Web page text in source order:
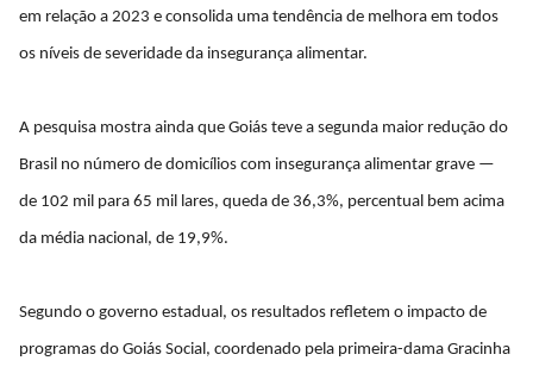
em relação a 2023 e consolida uma tendência de melhora em todos
os níveis de severidade da insegurança alimentar.
A pesquisa mostra ainda que Goiás teve a segunda maior redução do
Brasil no número de domicílios com insegurança alimentar grave —
de 102 mil para 65 mil lares, queda de 36,3%, percentual bem acima
da média nacional, de 19,9%.
Segundo o governo estadual, os resultados refletem o impacto de
programas do Goiás Social, coordenado pela primeira-dama Gracinha